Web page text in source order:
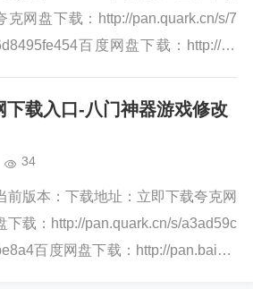
克网盘下载：http://pan.quark.cn/s/7
百度网盘下载：http://pa
下载入口-八门神器游戏修改
34
前版本：下载地址：立即下载夸克网
下载：http://pan.quark.cn/s/a3ad59c
百度网盘下载：http://pan.baidu.